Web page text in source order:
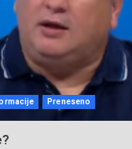
Preneseno